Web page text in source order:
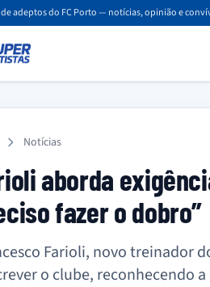
adeptos do FC Porto — notícias, opinião e
Notícias
aborda
fazer o dobro”
Farioli, novo treinador
o clube, reconhecendo